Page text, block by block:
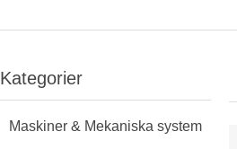
Kategorier
Maskiner & Mekaniska system